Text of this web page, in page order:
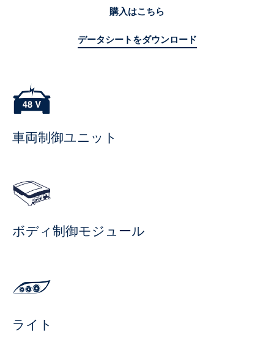
購入はこちら
データシートをダウンロード
車両制御ユニット
ボディ制御モジュール
ライト